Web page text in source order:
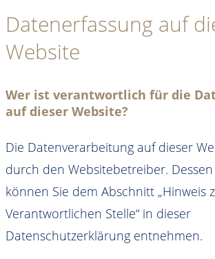
Datenerfassung auf
Website
Wer ist verantwortlich für die
auf dieser Website?
Die Datenverarbeitung auf dieser
durch den Websitebetreiber.
können Sie dem Abschnitt „Hinweis
Verantwortlichen Stelle“ in dieser
Datenschutzerklärung entnehmen.